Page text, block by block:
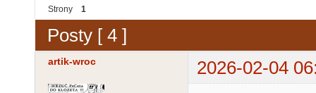
Strony 1
Posty [ 4 ]
artik-wroc 2026-02-04